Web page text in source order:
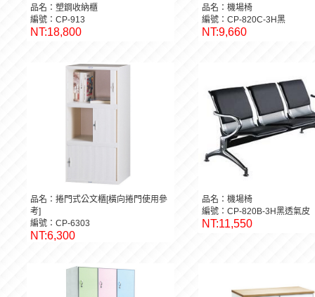
品名：塑鋼收納櫃
編號：CP-913
NT:18,800
品名：機場椅
編號：CP-820C-3H黑
NT:9,660
品名：捲門式公文櫃[橫向捲門使用參
考]
編號：CP-6303
NT:6,300
品名：機場椅
編號：CP-820B-3H黑透氣皮
NT:11,550